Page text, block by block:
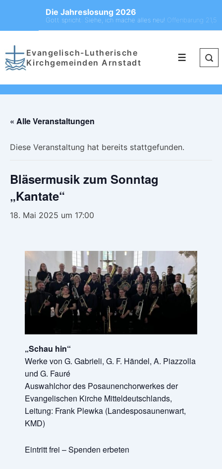
Die Jahreslosung 2026
Gott spricht: Siehe, ich mache alles neu! Offenbarung 21,5
Evangelisch-Lutherische
Kirchgemeinden Arnstadt
« Alle Veranstaltungen
Diese Veranstaltung hat bereits stattgefunden.
Bläsermusik zum Sonntag
„Kantate“
18. Mai 2025 um 17:00
„Schau hin“
Werke von G. Gabrieli, G. F. Händel, A. Piazzolla
und G. Fauré
Auswahlchor des Posaunenchorwerkes der
Evangelischen Kirche Mitteldeutschlands,
Leitung: Frank Plewka (Landesposaunenwart,
KMD)
Eintritt frei – Spenden erbeten